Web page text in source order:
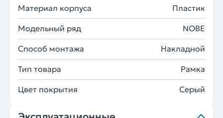
Материал корпуса Пластик
Модельный ряд NOBE
Способ монтажа Накладной
Тип товара Рамка
Цвет покрытия Серый